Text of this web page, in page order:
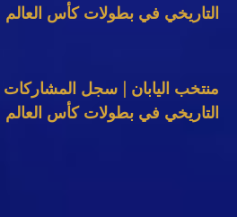
التاريخي في بطولات كأس العالم
منتخب اليابان | سجل المشاركات
التاريخي في بطولات كأس العالم